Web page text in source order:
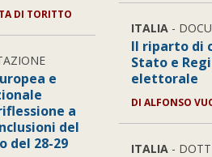
DI TORITTO
e
a
del
del 28-29
ITALIA -
Il riparto di
Stato e
elettorale
DI ALFONSO
ITALIA -